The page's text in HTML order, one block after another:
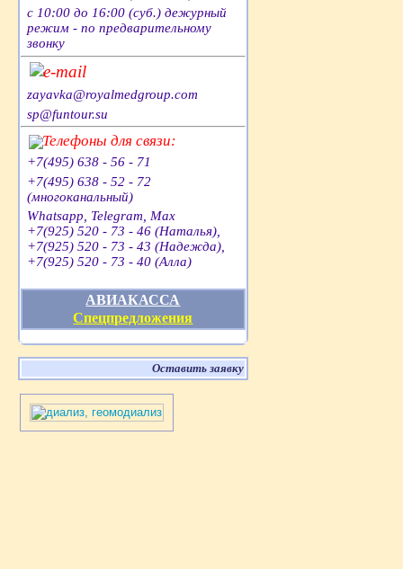
с 10:00 до 16:00 (суб.) дежурный
режим - по предварительному
звонку
e-mail
zayavka@royalmedgroup.com
sp@funtour.su
Телефоны для связи:
+7(495) 638 - 56 - 71
+7(495) 638 - 52 - 72
(многоканальный)
Whatsapp, Telegram, Max
+7(925) 520 - 73 - 46 (Наталья),
+7(925) 520 - 73 - 43 (Надежда),
+7(925) 520 - 73 - 40 (Алла)
АВИАКАССА
Спецпредложения
Оставить заявку